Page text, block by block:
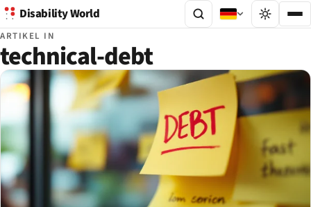
Disability World
ARTIKEL IN
technical-debt